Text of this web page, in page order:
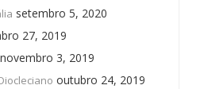
setembro 5, 2020
27, 2019
novembro 3, 2019
outubro 24, 2019